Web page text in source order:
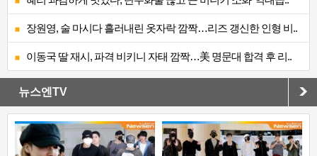
장원영, 술 마시다 흘러내린 옷자락 깜짝…리즈 갱신한 인형 비..
이동국 딸 재시, 파격 비키니 자태 깜짝…美 명문대 합격 후 리..
뉴스엔TV